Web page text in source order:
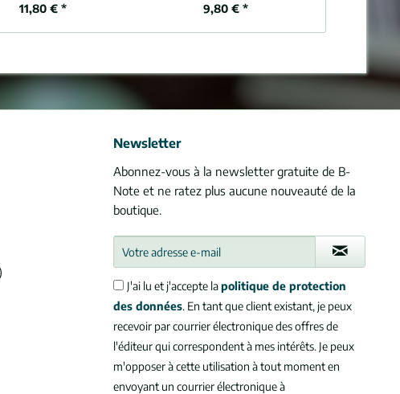
11,80 € * 9,80 € *
Newsletter
Abonnez-vous à la newsletter gratuite de B-
Note et ne ratez plus aucune nouveauté de la
boutique.
J'ai lu et j'accepte lapolitique de protection
des données. En tant que client existant, je peux
recevoir par courrier électronique des offres de
l'éditeur qui correspondent à mes intérêts. Je peux
m'opposer à cette utilisation à tout moment en
envoyant un courrier électronique à